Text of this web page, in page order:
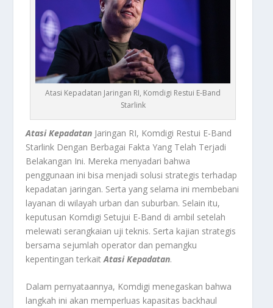
Atasi Kepadatan Jaringan RI, Komdigi Restui E-Band
Starlink
Atasi Kepadatan Jaringan RI, Komdigi Restui E-Band
Starlink Dengan Berbagai Fakta Yang Telah Terjadi
Belakangan Ini. Mereka menyadari bahwa
penggunaan ini bisa menjadi solusi strategis terhadap
kepadatan jaringan. Serta yang selama ini membebani
layanan di wilayah urban dan suburban. Selain itu,
keputusan Komdigi Setujui E-Band di ambil setelah
melewati serangkaian uji teknis. Serta kajian strategis
bersama sejumlah operator dan pemangku
kepentingan terkaitAtasi Kepadatan.
Dalam pernyataannya, Komdigi menegaskan bahwa
langkah ini akan memperluas kapasitas backhaul